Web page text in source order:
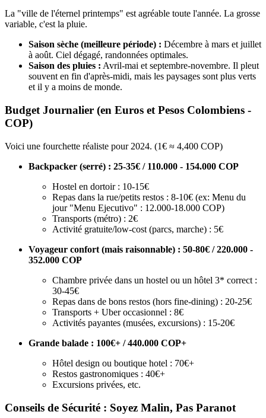
La "ville de l'éternel printemps" est agréable toute l'année. La grosse
variable, c'est la pluie.
Saison sèche (meilleure période) : Décembre à mars et juillet
à août. Ciel dégagé, randonnées optimales.
Saison des pluies : Avril-mai et septembre-novembre. Il pleut
souvent en fin d'après-midi, mais les paysages sont plus verts
et il y a moins de monde.
Budget Journalier (en Euros et Pesos Colombiens -
COP)
Voici une fourchette réaliste pour 2024. (1€ ≈ 4,400 COP)
Backpacker (serré) : 25-35€ / 110.000 - 154.000 COP
Hostel en dortoir : 10-15€
Repas dans la rue/petits restos : 8-10€ (ex: Menu du
jour "Menu Ejecutivo" : 12.000-18.000 COP)
Transports (métro) : 2€
Activité gratuite/low-cost (parcs, marche) : 5€
Voyageur confort (mais raisonnable) : 50-80€ / 220.000 -
352.000 COP
Chambre privée dans un hostel ou un hôtel 3* correct :
30-45€
Repas dans de bons restos (hors fine-dining) : 20-25€
Transports + Uber occasionnel : 8€
Activités payantes (musées, excursions) : 15-20€
Grande balade : 100€+ / 440.000 COP+
Hôtel design ou boutique hotel : 70€+
Restos gastronomiques : 40€+
Excursions privées, etc.
Conseils de Sécurité : Soyez Malin, Pas Paranot